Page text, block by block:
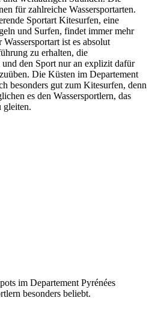
für zahlreiche Wassersportarten.
Sportart Kitesurfen, eine
und Surfen, findet immer mehr
ist es absolut
zu erhalten, die
und den Sport nur an explizit dafür
Die Küsten im Departement
besonders gut zum Kitesurfen, denn
es den Wassersportlern, das
gleiten.
im Departement Pyrénées
besonders beliebt.